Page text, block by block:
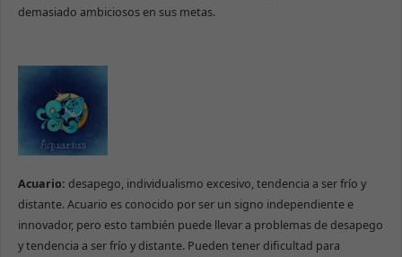
demasiado ambiciosos en sus metas.
Acuario: desapego, individualismo excesivo, tendencia a ser frío y
distante. Acuario es conocido por ser un signo independiente e
innovador, pero esto también puede llevar a problemas de desapego
y tendencia a ser frío y distante. Pueden tener dificultad para